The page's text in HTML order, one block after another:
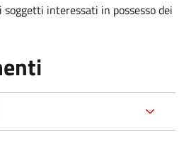
interessati in possesso dei